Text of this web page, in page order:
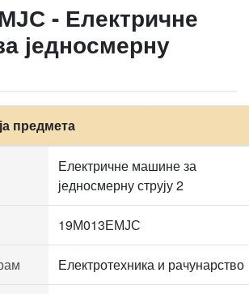
- Електричне
једносмерну
предмета
Електричне машине за
једносмерну струју 2
19М013ЕМЈС
Електротехника и рачунарство